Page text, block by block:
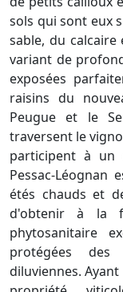
sols qui sont eux
sable, du calcaire
variant de
exposées
raisins du
Peugue et le
traversent le
participent à un
Pessac-Léognan
étés chauds et
d'obtenir à la
phytosanitaire
protégées
diluviennes.